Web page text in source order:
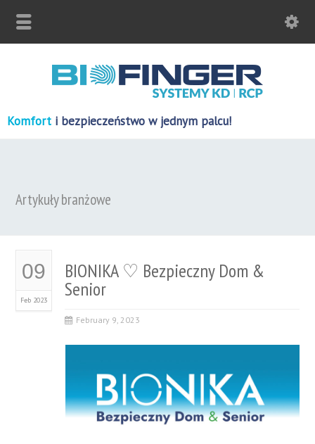
Komfort i bezpieczeństwo w jednym palcu!
Artykuły branżowe
09
Feb 2023
BIONIKA ♡ Bezpieczny Dom &
Senior
February 9, 2023